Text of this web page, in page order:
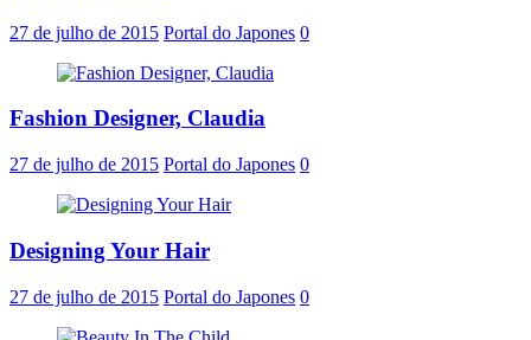
27 de julho de 2015 Portal do Japones 0
Fashion Designer, Claudia
27 de julho de 2015 Portal do Japones 0
Designing Your Hair
27 de julho de 2015 Portal do Japones 0